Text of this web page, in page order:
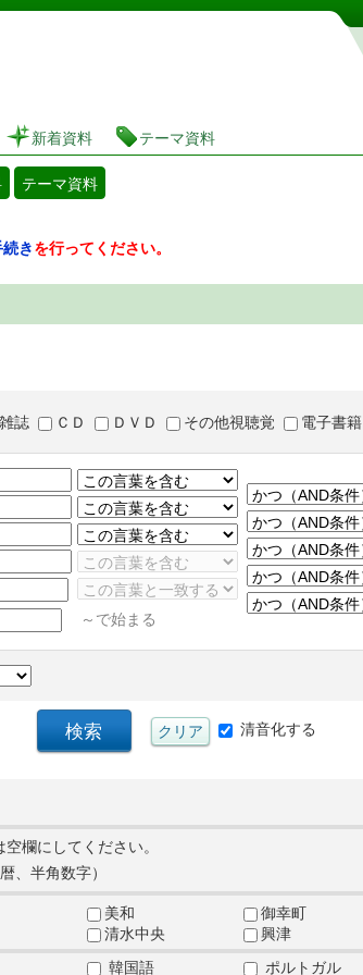
蔵書検索・予約システム
新着資料 テーマ資料
テーマ資料
きを行ってください。
雑誌 ＣＤ ＤＶＤ その他視聴覚 電子書籍
～で始まる
清音化する
欄にしてください。
、半角数字）
美和 御幸町
清水中央 興津
韓国語 ポルトガル